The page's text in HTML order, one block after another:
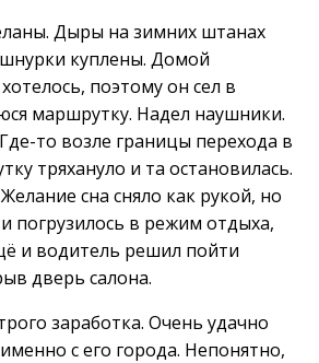
Дыры на зимних штанах
куплены. Домой
поэтому он сел в
маршрутку. Надел наушники.
то возле границы перехода в
тряхануло и та остановилась.
сна сняло как рукой, но
погрузилось в режим отдыха,
и водитель решил пойти
дверь салона.
заработка. Очень удачно
с его города. Непонятно,